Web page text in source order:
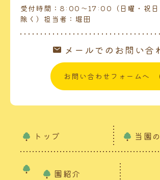
受付時間：8:00～17:00（日曜・祝日
除く）担当者：堀田
メールでのお問い合
お問い合わせフォームへ
トップ 当園
園紹介